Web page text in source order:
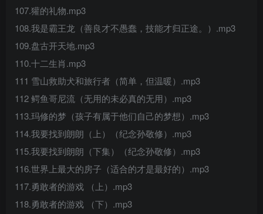
107.獾的礼物.mp3
108.我是霸王龙（善良才不愚蠢，技能才归正途。）.mp3
109.盘古开天地.mp3
110.十二生肖.mp3
111 雪山救助犬和旅行者（简单，但温暖）.mp3
112 鳄鱼哥尼流（无用的未必真的无用）.mp3
113.玛修的梦（孩子有属于他们自己的梦想）.mp3
114.我要找到朗朗（上）（纪念孙敬修）.mp3
115.我要找到朗朗（下集）（纪念孙敬修）.mp3
116.世界上最大的房子（适合的才是最好的）.mp3
117.勇敢者的游戏 （上）.mp3
118.勇敢者的游戏 （下）.mp3